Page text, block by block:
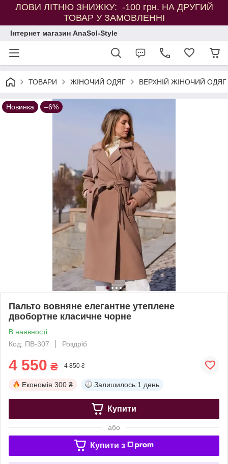
ЛОВИ ЛІТНЮ ЗНИЖКУ: -100 грн. НА ДРУГИЙ
ТОВАР У ЗАМОВЛЕННІ
Інтернет магазин AnaSol-Style
ТОВАРИ ЖІНОЧИЙ ОДЯГ ВЕРХНІЙ ЖІНОЧИЙ ОДЯГ
Новинка –6%
Пальто вовняне елегантне утеплене
двобортне класичне чорне
В наявності
Код: ПВ-307
Роздріб
4 550 ₴ 4 850 ₴
Економія 300 ₴ Залишилось 1 день
Купити
або
Купити з